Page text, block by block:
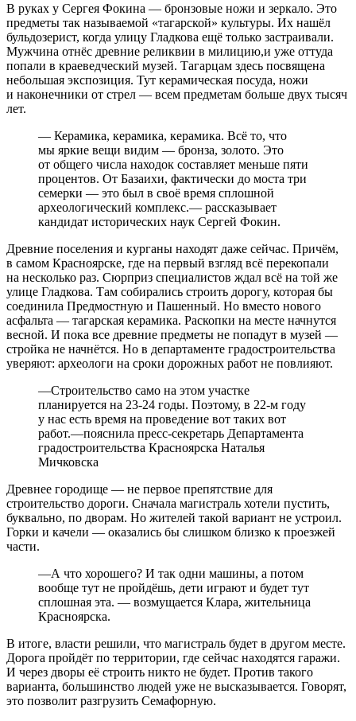
В руках у Сергея Фокина — бронзовые ножи и зеркало. Это
предметы так называемой «тагарской» культуры. Их нашёл
бульдозерист, когда улицу Гладкова ещё только застраивали.
Мужчина отнёс древние реликвии в милицию,и уже оттуда
попали в краеведческий музей. Тагарцам здесь посвящена
небольшая экспозиция. Тут керамическая посуда, ножи
и наконечники от стрел — всем предметам больше двух тысяч
лет.
— Керамика, керамика, керамика. Всё то, что
мы яркие вещи видим — бронза, золото. Это
от общего числа находок составляет меньше пяти
процентов. От Базаихи, фактически до моста три
семерки — это был в своё время сплошной
археологический комплекс.— рассказывает
кандидат исторических наук Сергей Фокин.
Древние поселения и курганы находят даже сейчас. Причём,
в самом Красноярске, где на первый взгляд всё перекопали
на несколько раз. Сюрприз специалистов ждал всё на той же
улице Гладкова. Там собирались строить дорогу, которая бы
соединила Предмостную и Пашенный. Но вместо нового
асфальта — тагарская керамика. Раскопки на месте начнутся
весной. И пока все древние предметы не попадут в музей —
стройка не начнётся. Но в департаменте градостроительства
уверяют: археологи на сроки дорожных работ не повлияют.
—Строительство само на этом участке
планируется на 23-24 годы. Поэтому, в 22-м году
у нас есть время на проведение вот таких вот
работ.—пояснила пресс-секретарь Департамента
градостроительства Красноярска Наталья
Мичковска
Древнее городище — не первое препятствие для
строительство дороги. Сначала магистраль хотели пустить,
буквально, по дворам. Но жителей такой вариант не устроил.
Горки и качели — оказались бы слишком близко к проезжей
части.
—А что хорошего? И так одни машины, а потом
вообще тут не пройдёшь, дети играют и будет тут
сплошная эта. — возмущается Клара, жительница
Красноярска.
В итоге, власти решили, что магистраль будет в другом месте.
Дорога пройдёт по территории, где сейчас находятся гаражи.
И через дворы её строить никто не будет. Против такого
варианта, большинство людей уже не высказывается. Говорят,
это позволит разгрузить Семафорную.